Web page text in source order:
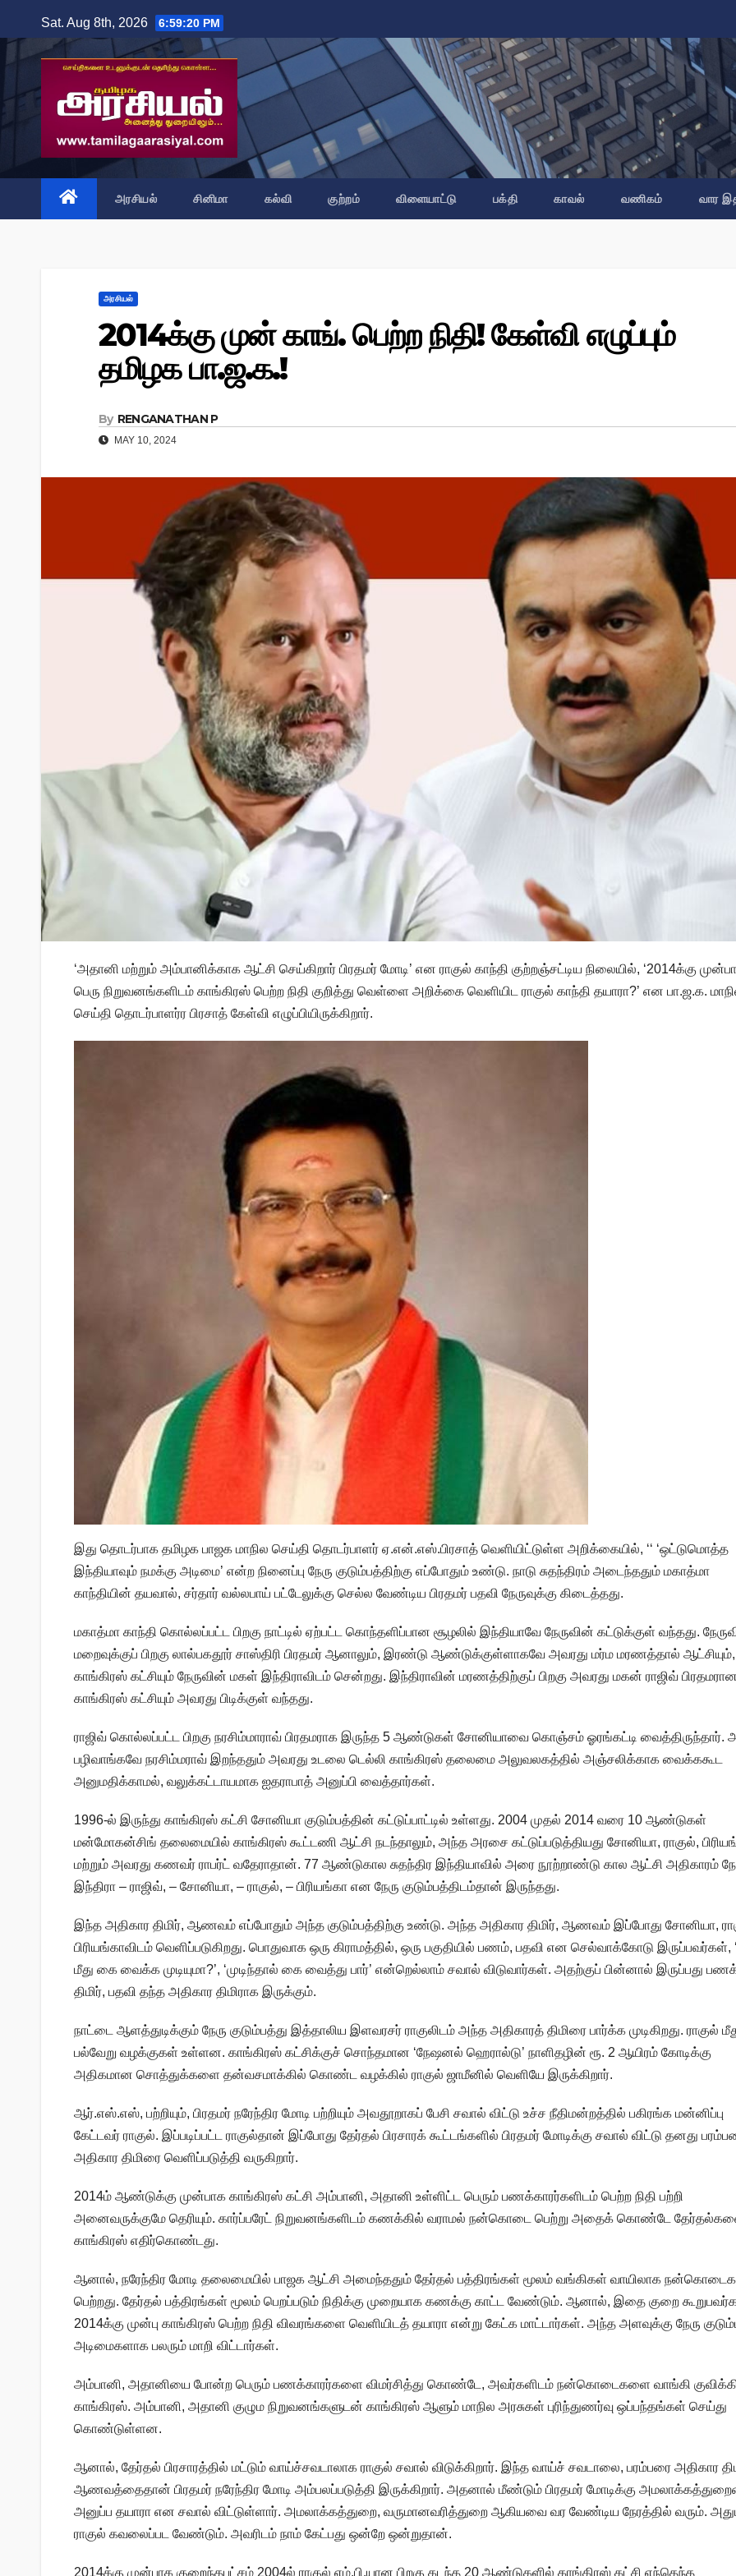
to
content
Sat. Aug 8th, 2026 6:59:22 PM
அரசியல் சினிமா கல்வி குற்றம் விளையாட்டு பக்தி காவல் வணிகம் வார
அரசியல்
2014க்கு முன் காங். பெற்ற நிதி! கேள்வி எழுப்பும்
தமிழக பா.ஜ.க.!
By RENGANATHAN P
MAY 10, 2024
‘அதானி மற்றும் அம்பானிக்காக ஆட்சி செய்கிறார் பிரதமர் மோடி’ என ராகுல் காந்தி குற்றஞ்சட்டிய நிலையில், ‘2014க்கு
பெரு நிறுவனங்களிடம் காங்கிரஸ் பெற்ற நிதி குறித்து வெள்ளை அறிக்கை வெளியிட ராகுல் காந்தி தயாரா?’ என பா.ஜ.க.
செய்தி தொடர்பாளர்ர பிரசாத் கேள்வி எழுப்பியிருக்கிறார்.
இது தொடர்பாக தமிழக பாஜக மாநில செய்தி தொடர்பாளர் ஏ.என்.எஸ்.பிரசாத் வெளியிட்டுள்ள அறிக்கையில், ‘‘ ‘ஒட்டுமொத்த
இந்தியாவும் நமக்கு அடிமை’ என்ற நினைப்பு நேரு குடும்பத்திற்கு எப்போதும் உண்டு. நாடு சுதந்திரம் அடைந்ததும் மகாத்மா
காந்தியின் தயவால், சர்தார் வல்லபாய் பட்டேலுக்கு செல்ல வேண்டிய பிரதமர் பதவி நேருவுக்கு கிடைத்தது.
மகாத்மா காந்தி கொல்லப்பட்ட பிறகு நாட்டில் ஏற்பட்ட கொந்தளிப்பான சூழலில் இந்தியாவே நேருவின் கட்டுக்குள் வந்தது.
மறைவுக்குப் பிறகு லால்பகதூர் சாஸ்திரி பிரதமர் ஆனாலும், இரண்டு ஆண்டுக்குள்ளாகவே அவரது மர்ம மரணத்தால் ஆட்சியும்,
காங்கிரஸ் கட்சியும் நேருவின் மகள் இந்திராவிடம் சென்றது. இந்திராவின் மரணத்திற்குப் பிறகு அவரது மகன் ராஜிவ்
காங்கிரஸ் கட்சியும் அவரது பிடிக்குள் வந்தது.
ராஜிவ் கொல்லப்பட்ட பிறகு நரசிம்மாராவ் பிரதமராக இருந்த 5 ஆண்டுகள் சோனியாவை கொஞ்சம் ஓரங்கட்டி வைத்திருந்தார்.
பழிவாங்கவே நரசிம்மராவ் இறந்ததும் அவரது உடலை டெல்லி காங்கிரஸ் தலைமை அலுவலகத்தில் அஞ்சலிக்காக வைக்ககூட
அனுமதிக்காமல், வலுக்கட்டாயமாக ஐதராபாத் அனுப்பி வைத்தார்கள்.
1996-ல் இருந்து காங்கிரஸ் கட்சி சோனியா குடும்பத்தின் கட்டுப்பாட்டில் உள்ளது. 2004 முதல் 2014 வரை 10 ஆண்டுகள்
மன்மோகன்சிங் தலைமையில் காங்கிரஸ் கூட்டணி ஆட்சி நடந்தாலும், அந்த அரசை கட்டுப்படுத்தியது சோனியா, ராகுல்,
மற்றும் அவரது கணவர் ராபர்ட் வதேராதான். 77 ஆண்டுகால சுதந்திர இந்தியாவில் அரை நூற்றாண்டு கால ஆட்சி அதிகாரம்
இந்திரா – ராஜிவ், – சோனியா, – ராகுல், – பிரியங்கா என நேரு குடும்பத்திடம்தான் இருந்தது.
இந்த அதிகார திமிர், ஆணவம் எப்போதும் அந்த குடும்பத்திற்கு உண்டு. அந்த அதிகார திமிர், ஆணவம் இப்போது சோனியா,
பிரியங்காவிடம் வெளிப்படுகிறது. பொதுவாக ஒரு கிராமத்தில், ஒரு பகுதியில் பணம், பதவி என செல்வாக்கோடு இருப்பவர்கள்,
மீது கை வைக்க முடியுமா?’, ‘முடிந்தால் கை வைத்து பார்’ என்றெல்லாம் சவால் விடுவார்கள். அதற்குப் பின்னால் இருப்பது
திமிர், பதவி தந்த அதிகார திமிராக இருக்கும்.
நாட்டை ஆளத்துடிக்கும் நேரு குடும்பத்து இத்தாலிய இளவரசர் ராகுலிடம் அந்த அதிகாரத் திமிரை பார்க்க முடிகிறது. ராகுல்
பல்வேறு வழக்குகள் உள்ளன. காங்கிரஸ் கட்சிக்குச் சொந்தமான ‘நேஷனல் ஹெரால்டு’ நாளிதழின் ரூ. 2 ஆயிரம் கோடிக்கு
அதிகமான சொத்துக்களை தன்வசமாக்கில் கொண்ட வழக்கில் ராகுல் ஜாமீனில் வெளியே இருக்கிறார்.
ஆர்.எஸ்.எஸ், பற்றியும், பிரதமர் நரேந்திர மோடி பற்றியும் அவதூறாகப் பேசி சவால் விட்டு உச்ச நீதிமன்றத்தில் பகிரங்க மன்னிப்பு
கேட்டவர் ராகுல். இப்படிப்பட்ட ராகுல்தான் இப்போது தேர்தல் பிரசாரக் கூட்டங்களில் பிரதமர் மோடிக்கு சவால் விட்டு தனது
அதிகார திமிரை வெளிப்படுத்தி வருகிறார்.
2014ம் ஆண்டுக்கு முன்பாக காங்கிரஸ் கட்சி அம்பானி, அதானி உள்ளிட்ட பெரும் பணக்காரர்களிடம் பெற்ற நிதி பற்றி
அனைவருக்குமே தெரியும். கார்ப்பரேட் நிறுவனங்களிடம் கணக்கில் வராமல் நன்கொடை பெற்று அதைக் கொண்டே
காங்கிரஸ் எதிர்கொண்டது.
ஆனால், நரேந்திர மோடி தலைமையில் பாஜக ஆட்சி அமைந்ததும் தேர்தல் பத்திரங்கள் மூலம் வங்கிகள் வாயிலாக
பெற்றது. தேர்தல் பத்திரங்கள் மூலம் பெறப்படும் நிதிக்கு முறையாக கணக்கு காட்ட வேண்டும். ஆனால், இதை குறை
2014க்கு முன்பு காங்கிரஸ் பெற்ற நிதி விவரங்களை வெளியிடத் தயாரா என்று கேட்க மாட்டார்கள். அந்த அளவுக்கு நேரு
அடிமைகளாக பலரும் மாறி விட்டார்கள்.
அம்பானி, அதானியை போன்ற பெரும் பணக்காரர்களை விமர்சித்து கொண்டே, அவர்களிடம் நன்கொடைகளை வாங்கி
காங்கிரஸ். அம்பானி, அதானி குழும நிறுவனங்களுடன் காங்கிரஸ் ஆளும் மாநில அரசுகள் புரிந்துணர்வு ஒப்பந்தங்கள் செய்து
கொண்டுள்ளன.
ஆனால், தேர்தல் பிரசாரத்தில் மட்டும் வாய்ச்சவடாலாக ராகுல் சவால் விடுக்கிறார். இந்த வாய்ச் சவடாலை, பரம்பரை அதிகார
ஆணவத்தைதான் பிரதமர் நரேந்திர மோடி அம்பலப்படுத்தி இருக்கிறார். அதனால் மீண்டும் பிரதமர் மோடிக்கு
அனுப்ப தயாரா என சவால் விட்டுள்ளார். அமலாக்கத்துறை, வருமானவரித்துறை ஆகியவை வர வேண்டிய நேரத்தில் வரும்.
ராகுல் கவலைப்பட வேண்டும். அவரிடம் நாம் கேட்பது ஒன்றே ஒன்றுதான்.
2014க்கு முன்பாக குறைந்தபட்சம் 2004ல் ராகுல் எம்.பி.யான பிறகு கடந்த 20 ஆண்டுகளில் காங்கிரஸ் கட்சி எந்தெந்த